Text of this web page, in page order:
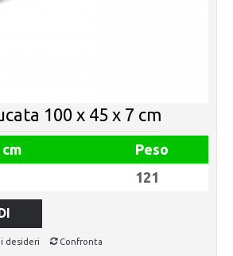
100 x 45 x 7 cm
Peso
121
desideri Confronta